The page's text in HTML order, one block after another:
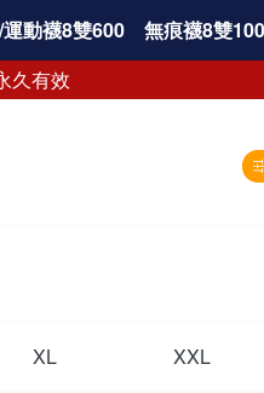
動襪8雙600 無痕襪8雙
久有效
XL XXL